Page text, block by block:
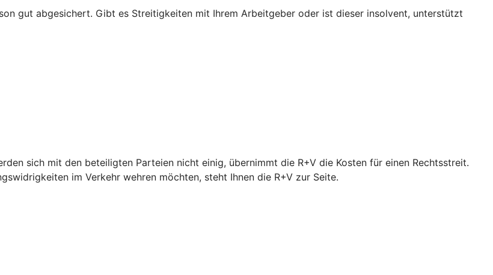
gut abgesichert. Gibt es Streitigkeiten mit Ihrem Arbeitgeber oder ist dieser insolvent, unterstützt
sich mit den beteiligten Parteien nicht einig, übernimmt die R+V die Kosten für einen Rechtsstreit.
im Verkehr wehren möchten, steht Ihnen die R+V zur Seite.